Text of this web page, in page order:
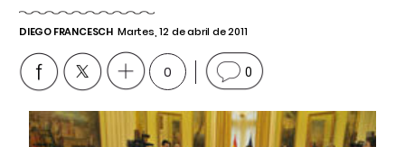
DIEGO FRANCESCH Martes, 12 de abril de 2011
0 0